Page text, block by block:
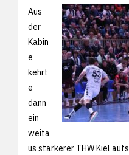
Aus
der
Kabin
e
kehrt
e
dann
ein
weita
us stärkerer THW Kiel